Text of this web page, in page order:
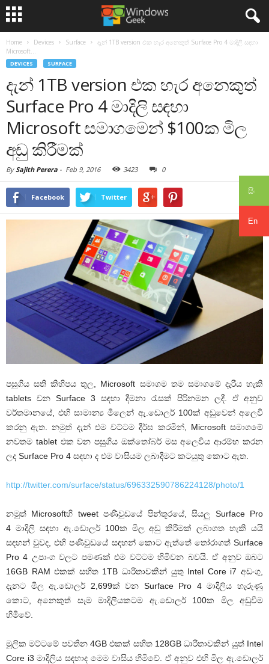
සිං
En
Home Devices Surface
දැන් 1TB version එක හැර අනෙකුත් Surface Pro 4 මාදිලි සඳහා
Microsoft...
DEVICES SURFACE
දැන් 1TB version එක හැර අනෙකුත්
Surface Pro 4 මාදිලි සඳහා
Microsoft සමාගමෙන් $100ක මිල
අඩු කිරීමක්
BySajith Perera - Feb 9, 2016 3423 0
Facebook Twitter
පසුගිය සති කිහිපය තුල, Microsoft සමාගම තම සමාගමේ දැරිය හැකි
tablets වන Surface 3 සඳහා දීමනා රැසක් පිරිනමන ලදී. ඒ අනුව
වර්තමානයේ, එහි සාමාන්‍ය මිලෙන් ඇ.ඩොලර් 100ක් අඩුවෙන් අලෙවි
කරනු ඇත. නමුත් දැන් එම වට්ටම දීර්ඝ කරමින්, Microsoft සමාගමේ
නවතම tablet එක වන පසුගිය ඔක්තෝබර් මස අලෙවිය ආරම්භ කරන
ලද Surface Pro 4 සඳහා ද එම වාසියම ලබාදීමට කටයුතු කොට ඇත.
http://twitter.com/surface/status/696332590786224128/photo/1
නමුත් Microsoftහි tweet පණිවුඩයේ පින්තූරයේ, සියලු Surface Pro
4 මාදිලි සඳහා ඇ.ඩොලර් 100ක මිල අඩු කිරීමක් ලබාගත හැකි යයි
සඳහන් වුවද, එහි පණිවුඩයේ සඳහන් කොට ඇත්තේ තෝරාගත් Surface
Pro 4 උපාංග වලට පමණක් එම වට්ටම හිමිවන බවයි. ඒ අනුව ඔබට
16GB RAM එකක් සහිත 1TB ධාරිතාවකින් යුතු Intel Core i7 අඩංගු,
දැනට මිල ඇ.ඩොලර් 2,699ක් වන Surface Pro 4 මාදිලිය හැරුණු
කොට, අනෙකුත් සෑම මාදිලියකටම ඇ.ඩොලර් 100ක මිල අඩුවීම
හිමිවේ.
මූලික මට්ටමේ පවතින 4GB එකක් සහිත 128GB ධාරිතාවකින් යුත් Intel
Core i3 මාදිලිය සඳහාද මෙම වාසිය හිමිවේ. ඒ අනුව එහි මිල ඇ.ඩොලර්